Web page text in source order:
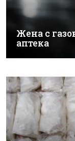
Жена с
аптека